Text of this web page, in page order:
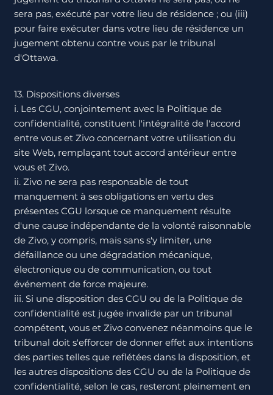
sera pas, exécuté par votre lieu de résidence ; ou (iii)
pour faire exécuter dans votre lieu de résidence un
jugement obtenu contre vous par le tribunal
d'Ottawa.
13. Dispositions diverses
i. Les CGU, conjointement avec la Politique de
confidentialité, constituent l'intégralité de l'accord
entre vous et Zivo concernant votre utilisation du
site Web, remplaçant tout accord antérieur entre
vous et Zivo.
ii. Zivo ne sera pas responsable de tout
manquement à ses obligations en vertu des
présentes CGU lorsque ce manquement résulte
d'une cause indépendante de la volonté raisonnable
de Zivo, y compris, mais sans s'y limiter, une
défaillance ou une dégradation mécanique,
électronique ou de communication, ou tout
événement de force majeure.
iii. Si une disposition des CGU ou de la Politique de
confidentialité est jugée invalide par un tribunal
compétent, vous et Zivo convenez néanmoins que le
tribunal doit s'efforcer de donner effet aux intentions
des parties telles que reflétées dans la disposition, et
les autres dispositions des CGU ou de la Politique de
confidentialité, selon le cas, resteront pleinement en